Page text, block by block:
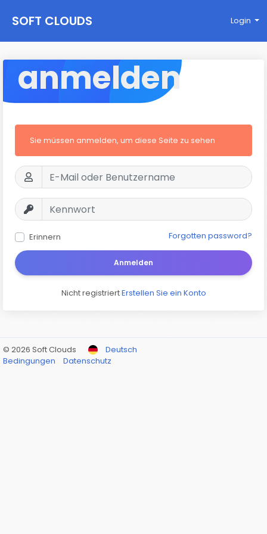
SOFT CLOUDS Login
anmelden
Sie müssen anmelden, um diese Seite zu sehen
Erinnern Forgotten password?
Anmelden
Nicht registriertErstellen Sie ein Konto
© 2026 Soft Clouds
Deutsch
Bedingungen
Datenschutz